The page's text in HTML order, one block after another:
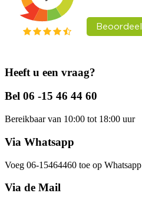
Heeft u een vraag?
Bel 06 -15 46 44 60
Bereikbaar van 10:00 tot 18:00 uur
Via Whatsapp
Voeg 06-15464460 toe op Whatsapp
Via de Mail